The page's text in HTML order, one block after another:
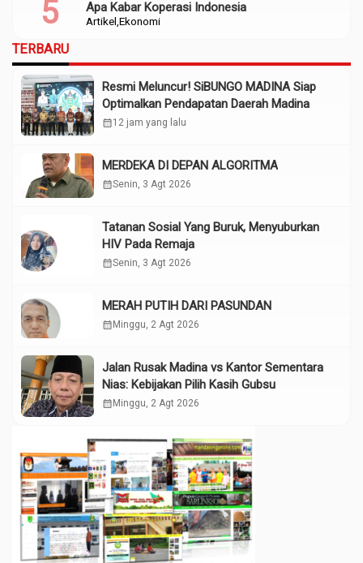
Artikel Ekonomi
Apa Kabar Koperasi Indonesia
TERBARU
Resmi Meluncur! SiBUNGO MADINA Siap
Optimalkan Pendapatan Daerah Madina
calendar_month12 jam yang lalu
MERDEKA DI DEPAN ALGORITMA
calendar_monthSenin, 3 Agt 2026
Tatanan Sosial Yang Buruk, Menyuburkan
HIV Pada Remaja
calendar_monthSenin, 3 Agt 2026
MERAH PUTIH DARI PASUNDAN
calendar_monthMinggu, 2 Agt 2026
Jalan Rusak Madina vs Kantor Sementara
Nias: Kebijakan Pilih Kasih Gubsu
calendar_monthMinggu, 2 Agt 2026